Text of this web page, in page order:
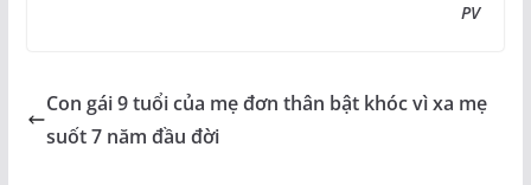
PV
Con gái 9 tuổi của mẹ đơn thân bật khóc vì xa mẹ
suốt 7 năm đầu đời